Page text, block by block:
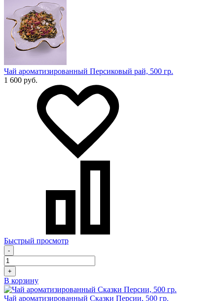
Чай ароматизированный Персиковый рай, 500 гр.
1 600 руб.
Быстрый просмотр
-
+
В корзину
Чай ароматизированный Сказки Персии, 500 гр.